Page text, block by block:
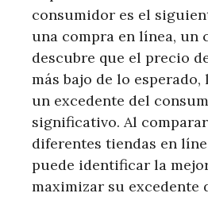
consumidor es el
una compra en línea, un
descubre que el precio
más bajo de lo
un excedente del
significativo. Al
diferentes tiendas en
puede identificar la
maximizar su excedente